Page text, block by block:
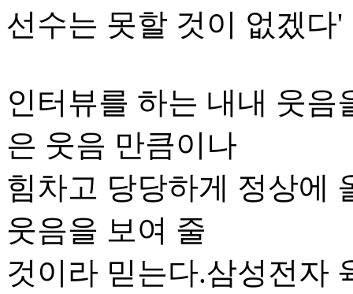
선수는 못할 것이 없겠다
인터뷰를 하는 내내 웃음
은 웃음 만큼이나
힘차고 당당하게 정상에
웃음을 보여 줄
것이라 믿는다.삼성전자